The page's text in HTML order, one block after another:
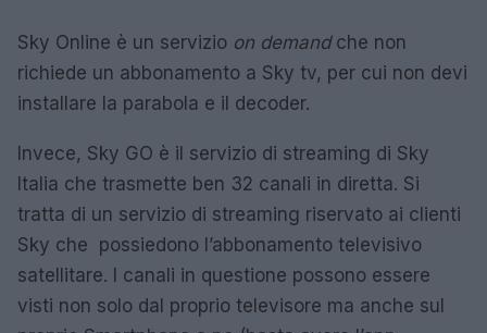
Sky Online è un servizio on demandche non
richiede un abbonamento a Sky tv, per cui non devi
installare la parabola e il decoder.
Invece, Sky GO è il servizio di streaming di Sky
Italia che trasmette ben 32 canali in diretta. Si
tratta di un servizio di streaming riservato ai clienti
Sky che possiedono l’abbonamento televisivo
satellitare. I canali in questione possono essere
visti non solo dal proprio televisore ma anche sul